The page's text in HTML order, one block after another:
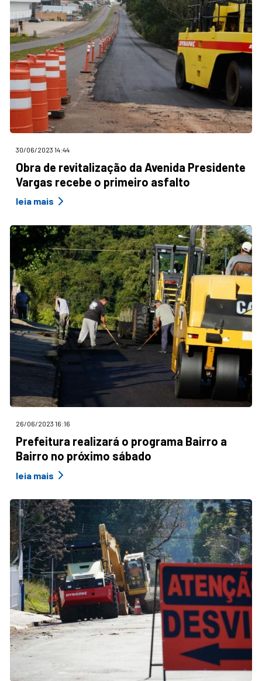
30/06/2023 14:44
Obra de revitalização da Avenida Presidente
Vargas recebe o primeiro asfalto
leia mais
26/06/2023 16:16
Prefeitura realizará o programa Bairro a
Bairro no próximo sábado
leia mais